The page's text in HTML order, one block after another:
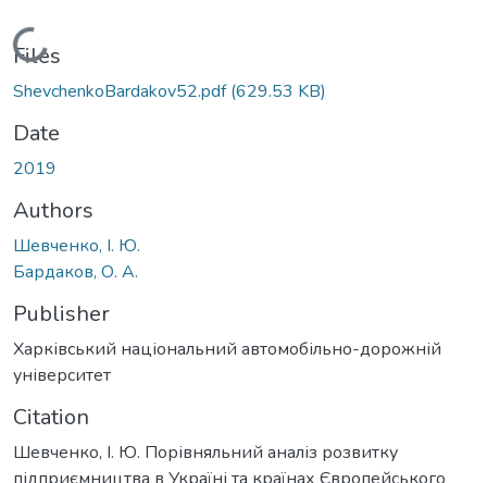
Loading...
Files
ShevchenkoBardakov52.pdf(629.53 KB)
Date
2019
Authors
Шевченко, І. Ю.
Бардаков, О. А.
Publisher
Харківський національний автомобільно-дорожній
університет
Citation
Шевченко, І. Ю. Порівняльний аналіз розвитку